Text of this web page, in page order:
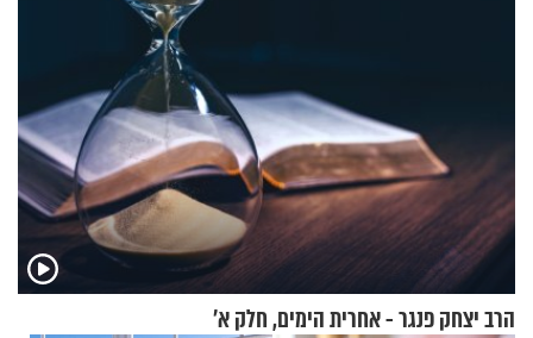
הרב יצחק פנגר - אחרית הימים, חלק א’